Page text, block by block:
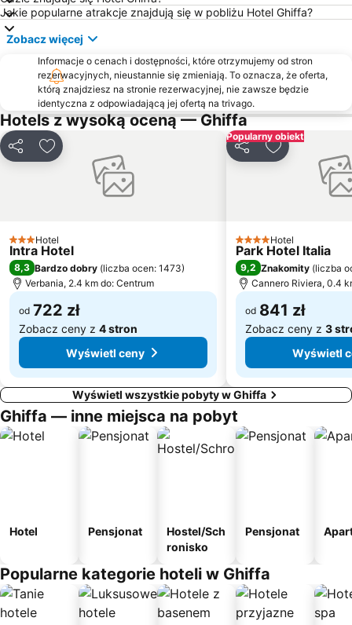
Isola di San Giulio
Kościół św. Rocha
Davesco-Soragno
Funicolare Como-Brunate
Como, city of toys
Oasi Zegna
Cadenabbia
Jakie popularne atrakcje znajdują się w pobliżu Hotel Ghiffa?
Zobacz więcej
Informacje o cenach i dostępności, które otrzymujemy od stron
rezerwacyjnych, nieustannie się zmieniają. To oznacza, że oferta,
którą znajdziesz na stronie rezerwacyjnej, nie zawsze będzie
identyczna z odpowiadającą jej ofertą na trivago.
Hotels z wysoką oceną — Ghiffa
UdostępnijDodaj do ulubionych
3 Kategoria
Hotel
Intra Hotel
8,3 Bardzo dobry (liczba ocen: 1473)
Verbania, 2.4 km do: Centrum
od 722 zł
Zobacz ceny z 4 stron
Wyświetl ceny
Popularny obiekt
UdostępnijDodaj do
4 Kategoria
Hotel
Park Hotel Italia
9,2 Znakomity (liczba
Cannero Riviera, 0.4
od 841 zł
Zobacz ceny z 3
Wyświetl
Wyświetl wszystkie pobyty w Ghiffa
Ghiffa — inne miejsca na pobyt
Hotel Pensjonat
Hostel/Sch
ronisko
Pensjonat
Popularne kategorie hoteli w Ghiffa